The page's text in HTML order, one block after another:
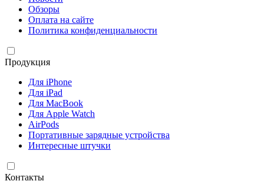
Обзоры
Оплата на сайте
Политика конфиденциальности
Продукция
Для iPhone
Для iPad
Для MacBook
Для Apple Watch
AirPods
Портативные зарядные устройства
Интересные штучки
Контакты